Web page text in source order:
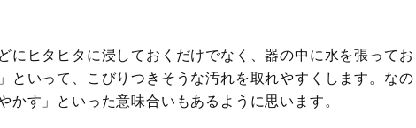
にヒタヒタに浸しておくだけでなく、器の中に水を張ってお
といって、こびりつきそうな汚れを取れやすくします。なの
かす」といった意味合いもあるように思います。